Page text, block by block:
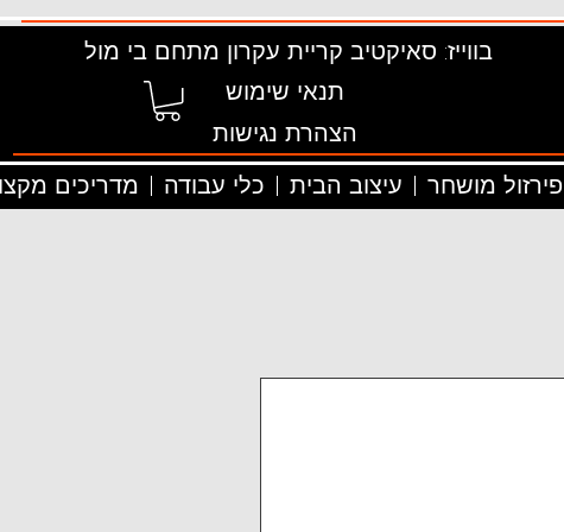
בווייז: סאיקטיב קריית עקרון מתחם בי מול
תנאי שימוש
הצהרת נגישות
מדריכים כלי עבודה עיצוב הבית פירזול מושחר